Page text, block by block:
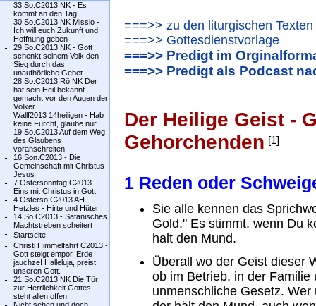
33.So.C2013 NK - Es
kommt an den Tag
30.So.C2013 NK Missio -
Ich will euch Zukunft und
Hoffnung geben
29.So.C2013 NK - Gott
schenkt seinem Volk den
Sieg durch das
unaufhörliche Gebet
28.So.C2013 Rö NK Der
hat sein Heil bekannt
gemacht vor den Augen der
Völker
Wallf2013 14heiligen - Hab
keine Furcht, glaube nur
19.So.C2013 Auf dem Weg
des Glaubens
voranschreiten
16.Son.C2013 - Die
Gemeinschaft mit Christus
Jesus
7.Ostersonntag.C2013 -
Eins mit Christus in Gott
4.Osterso.C2013 AH
Hetzles - Hirte und Hüter
14.So.C2013 - Satanisches
Machtstreben scheitert
Startseite
Christi Himmelfahrt C2013 -
Gott steigt empor, Erde
jauchze! Halleluja, preist
unseren Gott.
21.So.C2013 NK Die Tür
zur Herrlichkeit Gottes
steht allen offen
===>> zu den liturgischen Texten
===>> Gottesdienstvorlage
===>> Predigt im
===>> Predigt als Podcast
Der Heilige Geist -
Gehorchenden [1]
1 Reden oder
Sie alle kennen das
Gold." Es stimmt, wenn Du
halt den Mund.
Überall wo der Geist dieser
ob im Betrieb, in der
unmenschliche Gesetz.